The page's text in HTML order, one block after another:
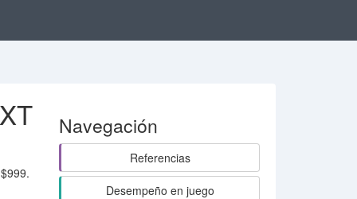
Navegación
Referencias
Desempeño en juego